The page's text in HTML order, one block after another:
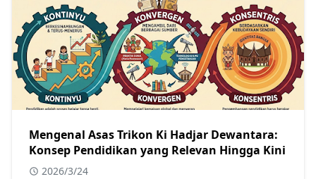
Mengenal Asas Trikon Ki Hadjar Dewantara:
Konsep Pendidikan yang Relevan Hingga Kini
2026/3/24